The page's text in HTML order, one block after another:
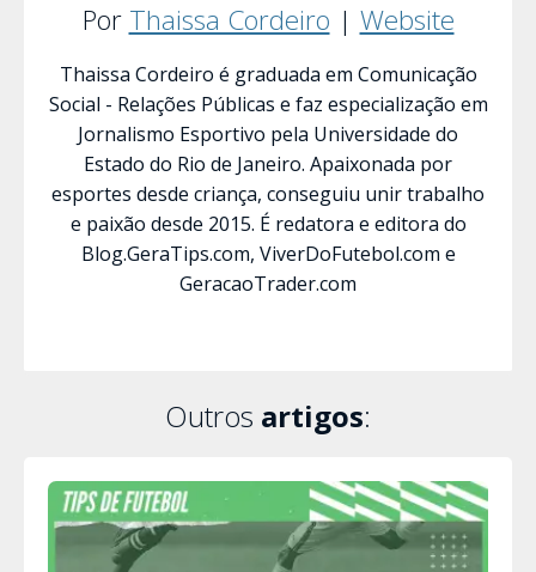
Por Thaissa Cordeiro | Website
Thaissa Cordeiro é graduada em Comunicação
Social - Relações Públicas e faz especialização em
Jornalismo Esportivo pela Universidade do
Estado do Rio de Janeiro. Apaixonada por
esportes desde criança, conseguiu unir trabalho
e paixão desde 2015. É redatora e editora do
Blog.GeraTips.com, ViverDoFutebol.com e
GeracaoTrader.com
Outros artigos: